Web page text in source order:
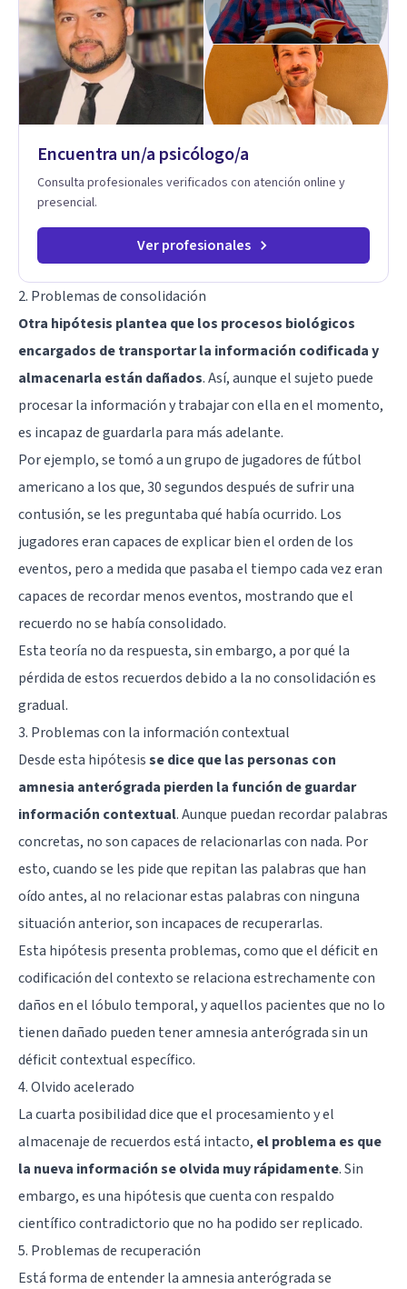
Encuentra un/a psicólogo/a
Consulta profesionales verificados con atención online y
presencial.
Ver profesionales
2. Problemas de consolidación
Otra hipótesis plantea que los procesos biológicos
encargados de transportar la información codificada y
almacenarla están dañados. Así, aunque el sujeto puede
procesar la información y trabajar con ella en el momento,
es incapaz de guardarla para más adelante.
Por ejemplo, se tomó a un grupo de jugadores de fútbol
americano a los que, 30 segundos después de sufrir una
contusión, se les preguntaba qué había ocurrido. Los
jugadores eran capaces de explicar bien el orden de los
eventos, pero a medida que pasaba el tiempo cada vez eran
capaces de recordar menos eventos, mostrando que el
recuerdo no se había consolidado.
Esta teoría no da respuesta, sin embargo, a por qué la
pérdida de estos recuerdos debido a la no consolidación es
gradual.
3. Problemas con la información contextual
Desde esta hipótesisse dice que las personas con
amnesia anterógrada pierden la función de guardar
información contextual. Aunque puedan recordar palabras
concretas, no son capaces de relacionarlas con nada. Por
esto, cuando se les pide que repitan las palabras que han
oído antes, al no relacionar estas palabras con ninguna
situación anterior, son incapaces de recuperarlas.
Esta hipótesis presenta problemas, como que el déficit en
codificación del contexto se relaciona estrechamente con
daños en el lóbulo temporal, y aquellos pacientes que no lo
tienen dañado pueden tener amnesia anterógrada sin un
déficit contextual específico.
4. Olvido acelerado
La cuarta posibilidad dice que el procesamiento y el
almacenaje de recuerdos está intacto, el problema es que
la nueva información se olvida muy rápidamente. Sin
embargo, es una hipótesis que cuenta con respaldo
científico contradictorio que no ha podido ser replicado.
5. Problemas de recuperación
Está forma de entender la amnesia anterógrada se